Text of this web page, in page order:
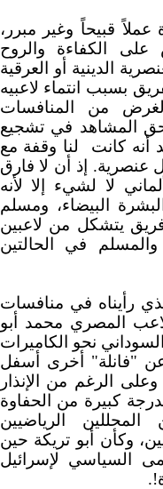
قبيحاً وغير مبرر،
على الكفاءة والروح
الدينية أو العرقية
بسبب انتماء لاعبيه
من المنافسات
حق المشاهد في تشجيع
أنه كانت
لنا وقفة مع
عنصرية. إذ أن لا فارق
لا لشيء إلا لأنه
البيضاء، ومسلم
يتشكل من لاعبين
والمسلم في الحالتين
رأيناه في منافسات
المصري محمد أبو
نحو الكاميرات
عن "فانلة" أخرى أسفل
الرغم من الإنذار
كبيرة من الحفاوة
الرياضيين
وكأن أبو تريكة حين
السياسي لإسرائيل